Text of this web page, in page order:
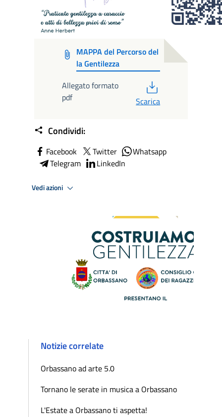
MAPPA del Percorso del
la Gentilezza
Allegato formato
pdf
Scarica
Condividi:
Facebook Twitter
Whatsapp
Telegram
LinkedIn
Vedi azioni
Notizie correlate
Orbassano ad arte 5.0
Tornano le serate in musica a Orbassano
L'Estate a Orbassano ti aspetta!